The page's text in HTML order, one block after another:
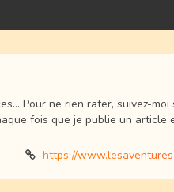
Pour ne rien rater, suivez-moi
fois que je publie un article
https://